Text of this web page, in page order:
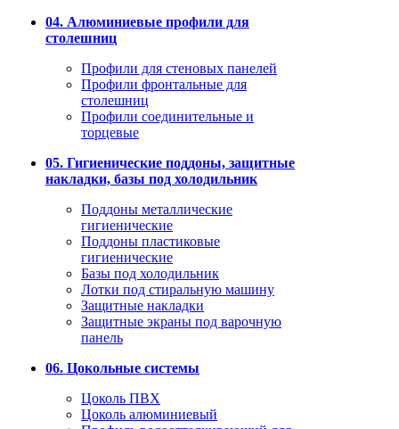
04. Алюминиевые профили для
столешниц
Профили для стеновых панелей
Профили фронтальные для
столешниц
Профили соединительные и
торцевые
05. Гигиенические поддоны, защитные
накладки, базы под холодильник
Поддоны металлические
гигиенические
Поддоны пластиковые
гигиенические
Базы под холодильник
Лотки под стиральную машину
Защитные накладки
Защитные экраны под варочную
панель
06. Цокольные системы
Цоколь ПВХ
Цоколь алюминиевый